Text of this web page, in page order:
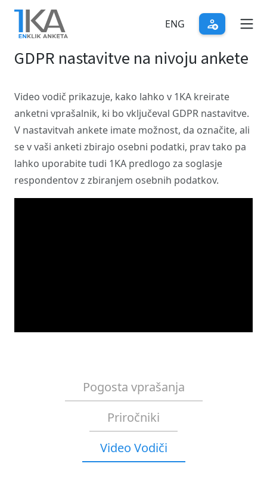
Skip
main
content
ENG
GDPR nastavitve na nivoju ankete
Video vodič prikazuje, kako lahko v 1KA kreirate
anketni vprašalnik, ki bo vključeval GDPR nastavitve.
V nastavitvah ankete imate možnost, da označite, ali
se v vaši anketi zbirajo osebni podatki, prav tako pa
lahko uporabite tudi 1KA predlogo za soglasje
respondentov z zbiranjem osebnih podatkov.
Pogosta vprašanja
Priročniki
Video Vodiči